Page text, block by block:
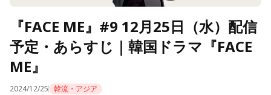
『FACE ME』#9 12月25日（水）配信
予定・あらすじ｜韓国ドラマ『FACE
ME』
2024/12/25 韓流・アジア